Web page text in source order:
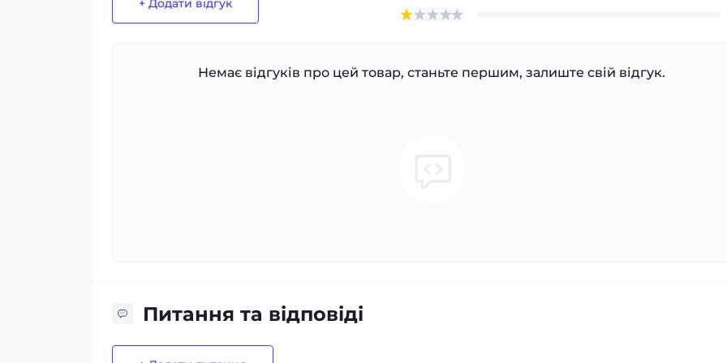
+ Додати відгук
Немає відгуків про цей товар, станьте першим, залиште свій відгук.
Питання та відповіді